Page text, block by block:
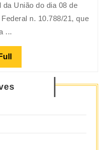
n. 10.788/21, que
...